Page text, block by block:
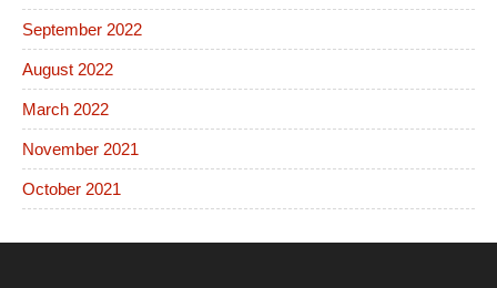
September 2022
August 2022
March 2022
November 2021
October 2021